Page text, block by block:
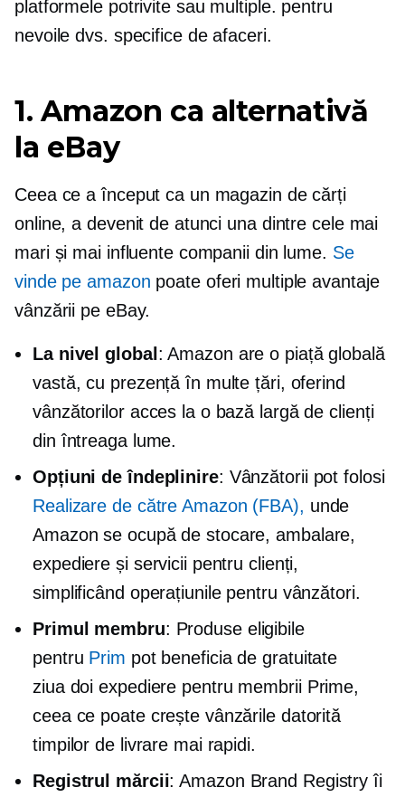
platformele potrivite sau multiple. pentru
nevoile dvs. specifice de afaceri.
1. Amazon ca alternativă
la eBay
Ceea ce a început ca un magazin de cărți
online, a devenit de atunci una dintre cele mai
mari și mai influente companii din lume. Se
vinde pe amazon poate oferi multiple avantaje
vânzării pe eBay.
La nivel global : Amazon are o piață globală
vastă, cu prezență în multe țări, oferind
vânzătorilor acces la o bază largă de clienți
din întreaga lume.
Opțiuni de îndeplinire: Vânzătorii pot folosi
Realizare de către Amazon (FBA), unde
Amazon se ocupă de stocare, ambalare,
expediere și servicii pentru clienți,
simplificând operațiunile pentru vânzători.
Primul membru: Produse eligibile
pentru Prim pot beneficia de gratuitate
ziua doi expediere pentru membrii Prime,
ceea ce poate crește vânzările datorită
timpilor de livrare mai rapidi.
Registrul mărcii: Amazon Brand Registry îi